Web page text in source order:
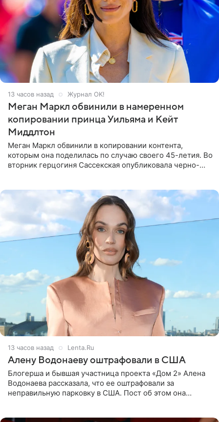
13 часов назад Журнал OK!
Меган Маркл обвинили в намеренном
копировании принца Уильяма и Кейт
Миддлтон
Меган Маркл обвинили в копировании контента,
которым она поделилась по случаю своего 45-летия. Во
вторник герцогиня Сассекская опубликовала черно-
13 часов назад Lenta.Ru
Алену Водонаеву оштрафовали в США
Блогерша и бывшая участница проекта «Дом 2» Алена
Водонаева рассказала, что ее оштрафовали за
неправильную парковку в США. Пост об этом она